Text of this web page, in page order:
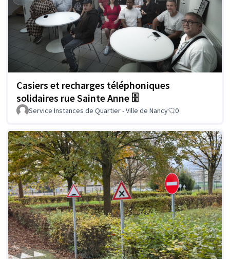
Casiers et recharges téléphoniques
solidaires rue Sainte Anne 🗄️
Service Instances de Quartier - Ville de Nancy 0